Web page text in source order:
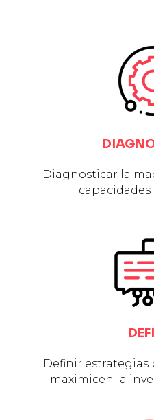
Diagnosticar la
Definir estrategias
maximicen la